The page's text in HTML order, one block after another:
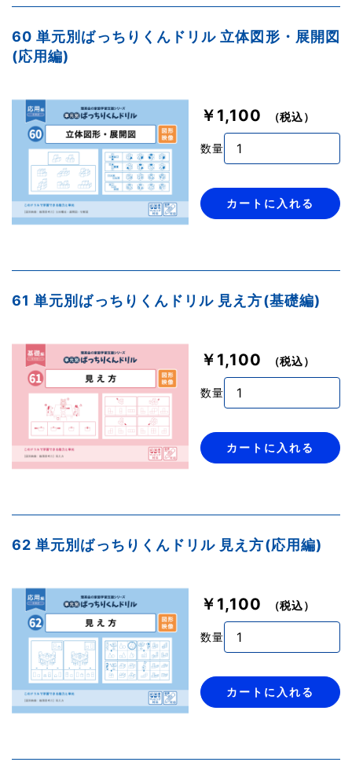
60 単元別ばっちりくんドリル 立体図形・展開図
(応用編)
￥1,100 （税込）
数量
カートに入れる
61 単元別ばっちりくんドリル 見え方(基礎編)
￥1,100 （税込）
数量
カートに入れる
62 単元別ばっちりくんドリル 見え方(応用編)
￥1,100 （税込）
数量
カートに入れる